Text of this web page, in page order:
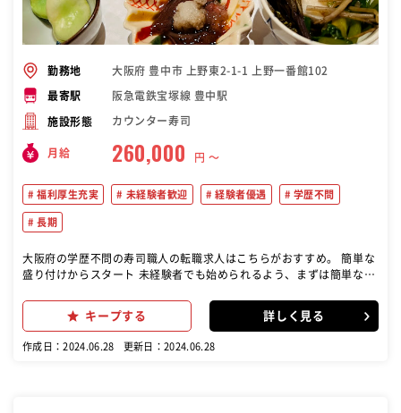
勤務地 大阪府 豊中市 上野東2-1-1 上野一番館102
最寄駅 阪急電鉄宝塚線 豊中駅
施設形態 カウンター寿司
月給 260,000 円 〜
福利厚生充実 未経験者歓迎 経験者優遇 学歴不問
長期
大阪府の学歴不問の寿司職人の転職求人はこちらがおすすめ。 簡単な
盛り付けからスタート 未経験者でも始められるよう、まずは簡単な盛
のさばき方や目利きの方法、お寿司の握り方など、必要な技術を全て
教えます。 お客様とのコミュニケーション カウンター越しにお客様と
キープする 詳しく見る
作成日：2024.06.28 更新日：2024.06.28